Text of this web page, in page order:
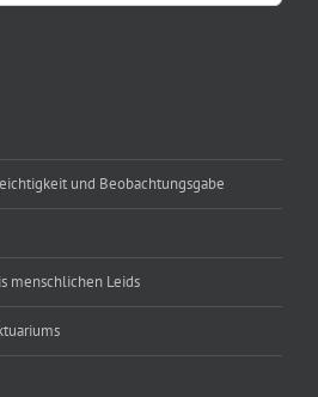
und Beobachtungsgabe
menschlichen Leids